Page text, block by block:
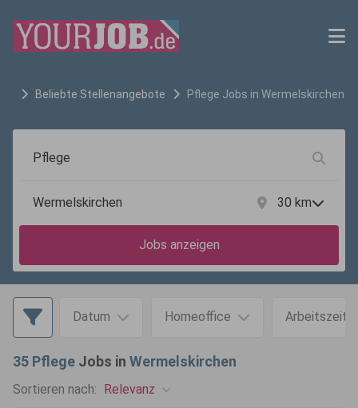
Beliebte Stellenangebote Pflege Jobs in Wermelskirchen
30 km
Jobs anzeigen
Datum Homeoffice Arbeitszeit
35 Pflege Jobs in Wermelskirchen
Sortieren nach: Relevanz